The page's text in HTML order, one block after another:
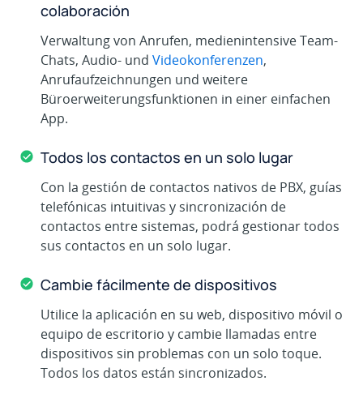
colaboración
Verwaltung von Anrufen, medienintensive Team-
Chats, Audio- und Videokonferenzen,
Anrufaufzeichnungen und weitere
Büroerweiterungsfunktionen in einer einfachen
App.
Todos los contactos en un solo lugar
Con la gestión de contactos nativos de PBX, guías
telefónicas intuitivas y sincronización de
contactos entre sistemas, podrá gestionar todos
sus contactos en un solo lugar.
Cambie fácilmente de dispositivos
Utilice la aplicación en su web, dispositivo móvil o
equipo de escritorio y cambie llamadas entre
dispositivos sin problemas con un solo toque.
Todos los datos están sincronizados.